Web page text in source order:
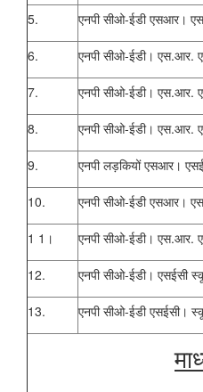
5. एनपी सीओ-ईडी एसआर।
6. एनपी सीओ-ईडी। एस.आर.
7. एनपी सीओ-ईडी। एस.आर.
8. एनपी सीओ-ईडी। एस.आर.
9. एनपी लड़कियों एसआर।
10. एनपी सीओ-ईडी एसआर।
1 1। एनपी सीओ-ईडी। एस.आर.
12. एनपी सीओ-ईडी। एसईसी
13. एनपी सीओ-ईडी एसईसी।